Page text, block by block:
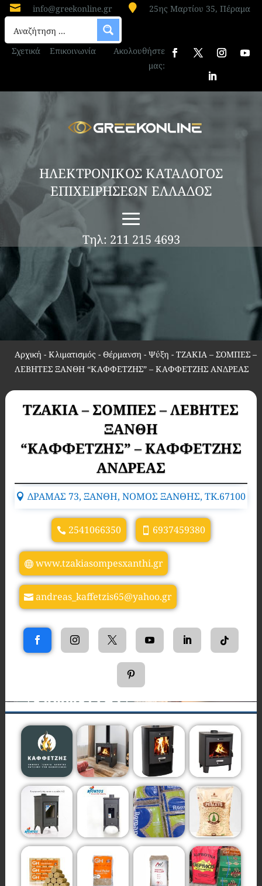
 info@greekonline.gr  25ης Μαρτίου 35, Πέραμα
Σχετικά Επικοινωνία
Ακολουθήστε
μας:
ΗΛΕΚΤΡΟΝΙΚΟΣ ΚΑΤΑΛΟΓΟΣ
ΕΠΙΧΕΙΡΗΣΕΩΝ ΕΛΛΑΔΟΣ
Τηλ: 211 215 4693
Αρχική - Κλιματισμός - Θέρμανση - Ψύξη - ΤΖΑΚΙΑ – ΣΟΜΠΕΣ –
ΛΕΒΗΤΕΣ ΞΑΝΘΗ “ΚΑΦΦΕΤΖΗΣ” – ΚΑΦΦΕΤΖΗΣ ΑΝΔΡΕΑΣ
ΤΖΑΚΙΑ – ΣΟΜΠΕΣ – ΛΕΒΗΤΕΣ
ΞΑΝΘΗ
“ΚΑΦΦΕΤΖΗΣ” – ΚΑΦΦΕΤΖΗΣ
ΑΝΔΡΕΑΣ
ΔΡΑΜΑΣ 73, ΞΑΝΘΗ, ΝΟΜΟΣ ΞΑΝΘΗΣ, TK.67100
2541066350 6937459380
www.tzakiasompesxanthi.gr
andreas_kaffetzis65@yahoo.gr